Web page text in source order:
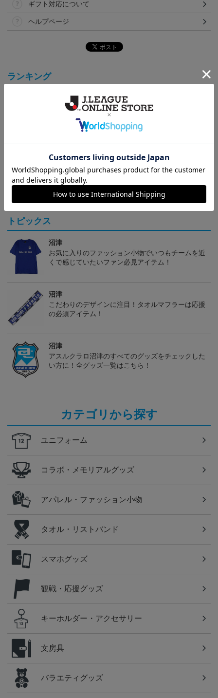
ギフト対応について
ヘルプページ
ランキング
アスルクラロ沼津 3rdユ
ニフォーム ラブライブ！
サンシャイン!!2023エデ
18,700円～23,760円
2023 GK1STオーセンテ
ィックユニフォーム
16,500円～21,560円
2022オーセンティックユ
ニフォーム GK 1st
15,400円～20,460円
トピックス
沼津
お気に入りのファッション小物でいつもチームを近
くで感じていたいファン必見アイテム！
沼津
こだわりのデザインに注目！タオルマフラーは応援
の必須アイテム！
沼津
アスルクラロ沼津のすべてのグッズをチェックした
い方に！全グッズ一覧はこちら！
カテゴリから探す
ユニフォーム
コラボ・メモリアルグッズ
アパレル・ファッション小物
タオル・リストバンド
スマホグッズ
観戦・応援グッズ
キーホルダー・アクセサリー
文房具
バラエティグッズ